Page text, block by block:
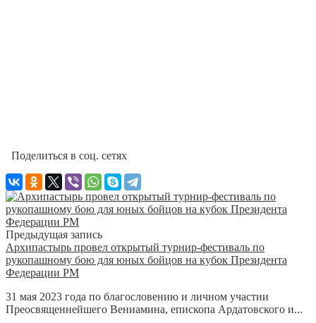
Поделиться в соц. сетях
Предыдущая запись
Архипастырь провел открытый турнир-фестиваль по
рукопашному бою для юных бойцов на кубок Президента
Федерации РМ
31 мая 2023 года по благословению и личном участии
Преосвященнейшего Вениамина, епископа Ардатовского и...